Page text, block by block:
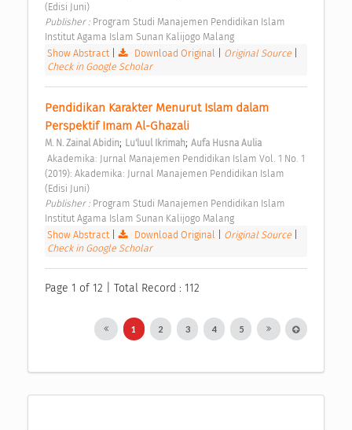
(Edisi Juni)
Publisher : Program Studi Manajemen Pendidikan Islam
Institut Agama Islam Sunan Kalijogo Malang
Show Abstract| Download Original Original Source
Check in Google Scholar
Pendidikan Karakter Menurut Islam dalam
Perspektif Imam Al-Ghazali
M. N. Zainal Abidin; Lu'luul Ikrimah; Aufa Husna Aulia
(2019): Akademika: Jurnal Manajemen Pendidikan Islam
(Edisi Juni)
Publisher : Program Studi Manajemen Pendidikan Islam
Institut Agama Islam Sunan Kalijogo Malang
Show Abstract| Download Original Original Source
Check in Google Scholar
Page 1 of 12 | Total Record : 112
1 2 3 4 5